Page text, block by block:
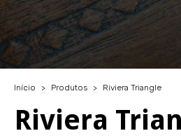
Início > Produtos > Riviera Triangle
Riviera